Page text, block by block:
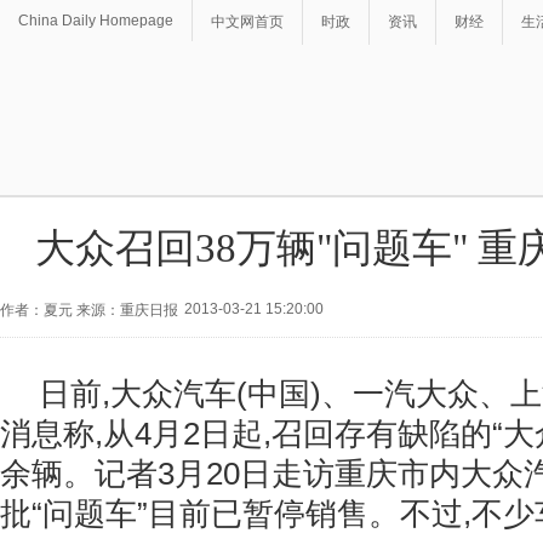
China Daily Homepage 中文网首页 时政 资讯 财经 生
大众召回38万辆"问题车" 重
作者：夏元 来源：重庆日报 2013-03-21 15:20:00
日前,大众汽车(中国)、一汽大众、
消息称,从4月2日起,召回存有缺陷的“
余辆。记者3月20日走访重庆市内大众
批“问题车”目前已暂停销售。不过,不